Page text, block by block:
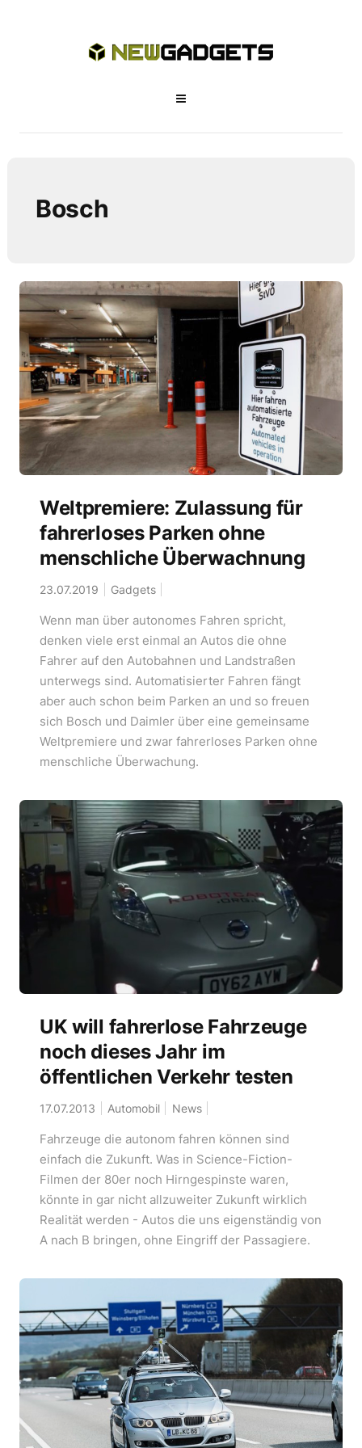
Bosch
Weltpremiere: Zulassung für
fahrerloses Parken ohne
menschliche Überwachnung
23.07.2019 Gadgets
Wenn man über autonomes Fahren spricht,
denken viele erst einmal an Autos die ohne
Fahrer auf den Autobahnen und Landstraßen
unterwegs sind. Automatisierter Fahren fängt
aber auch schon beim Parken an und so freuen
sich Bosch und Daimler über eine gemeinsame
Weltpremiere und zwar fahrerloses Parken ohne
menschliche Überwachung.
UK will fahrerlose Fahrzeuge
noch dieses Jahr im
öffentlichen Verkehr testen
17.07.2013 Automobil News
Fahrzeuge die autonom fahren können sind
einfach die Zukunft. Was in Science-Fiction-
Filmen der 80er noch Hirngespinste waren,
könnte in gar nicht allzuweiter Zukunft wirklich
Realität werden - Autos die uns eigenständig von
A nach B bringen, ohne Eingriff der Passagiere.